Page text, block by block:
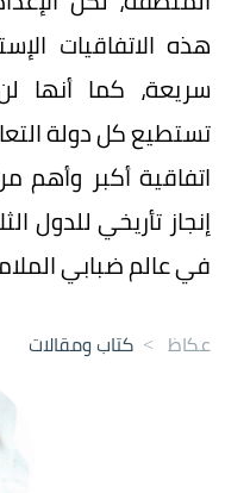
هذه الاتفاقيات
سريعة، كما أنها
تستطيع كل دولة
اتفاقية أكبر وأهم
إنجاز تأريخي للدول
في عالم ضبابي
عكاظ > كتاب ومقالات